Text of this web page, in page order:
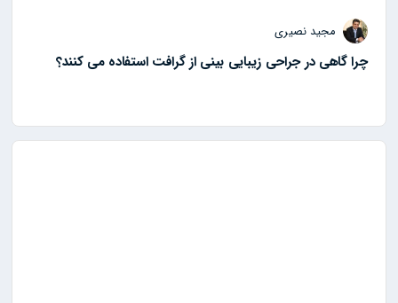
مجید نصیری
چرا گاهی در جراحی زیبایی بینی از گرافت استفاده می کنند؟